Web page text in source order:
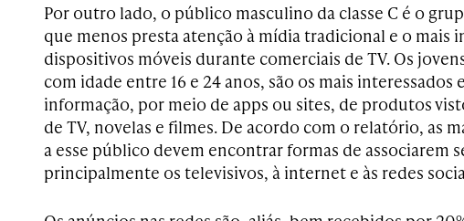
Por outro lado, o público masculino da classe C é o
que menos presta atenção à mídia tradicional e o mais
dispositivos móveis durante comerciais de TV. Os
com idade entre 16 e 24 anos, são os mais interessados
informação, por meio de apps ou sites, de produtos
de TV, novelas e filmes. De acordo com o relatório, as
a esse público devem encontrar formas de associarem
principalmente os televisivos, à internet e às redes